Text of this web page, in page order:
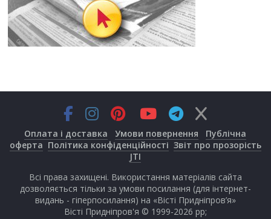
Оплата і доставка Умови повернення
Публічна
оферта Політика конфіденційності Звіт про прозорість
JTI
Всі права захищені. Використання матеріалів сайта
дозволяється тільки за умови посилання (для інтернет-
видань - гіперпосилання) на «Вісті Придніпров’я»
Вісті Придніпров'я © 1999-2026 рр;